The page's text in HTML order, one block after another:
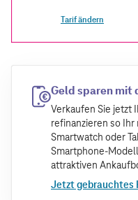
Tarif ändern
Geld sparen mit
Verkaufen Sie jetzt
refinanzieren so Ihr
Smartwatch oder
Smartphone-
attraktiven
Jetzt gebrauchtes